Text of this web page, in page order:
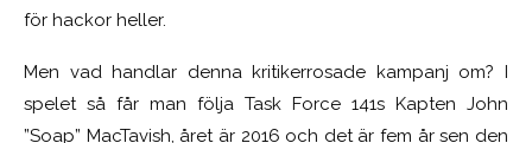
för hackor heller.
Men vad handlar denna kritikerrosade kampanj om? I
spelet så får man följa Task Force 141s Kapten John
”Soap” MacTavish, året är 2016 och det är fem år sen den